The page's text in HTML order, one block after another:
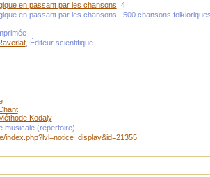
en passant par les chansons , 4
en passant par les chansons : 500 chansons
, Éditeur scientifique
Kodaly
musicale (répertoire)
index.php?lvl=notice_display&id=21355